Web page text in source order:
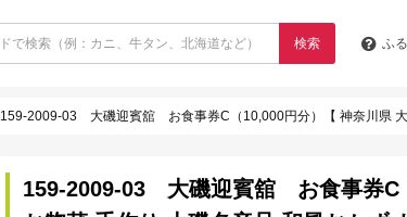
検索 ふ
159-2009-03 大磯迎賓舘 お食事券C（10,000円分）【 神奈川県 大磯町 お惣菜 手作り 大磯名産品 和風おかず おつまみ
159-2009-03 大磯迎賓舘 お食事券C